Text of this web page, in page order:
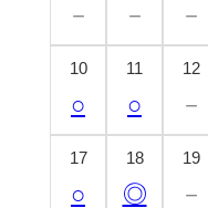
－ － －
10
○
11
○
12
－
17
○
18
◎
19
－